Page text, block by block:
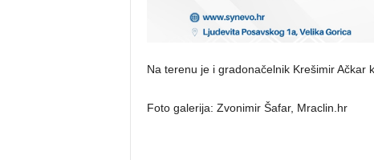
Na terenu je i gradonačelnik Krešimir Ačkar
Foto galerija: Zvonimir Šafar, Mraclin.hr